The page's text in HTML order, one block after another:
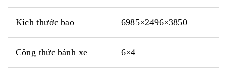
Kích thước bao 6985×2496×3850
Công thức bánh xe 6×4